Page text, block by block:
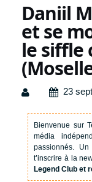
Daniil
et se
le siffle
23
Bienvenue sur
média
passionnés.
t’inscrire à la
Legend Club et